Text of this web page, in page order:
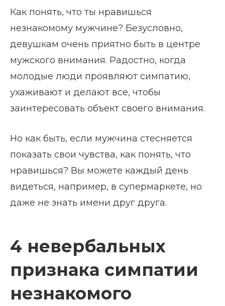
Как понять, что ты нравишься
незнакомому мужчине? Безусловно,
девушкам очень приятно быть в центре
мужского внимания. Радостно, когда
молодые люди проявляют симпатию,
ухаживают и делают все, чтобы
заинтересовать объект своего внимания.
Но как быть, если мужчина стесняется
показать свои чувства, как понять, что
нравишься? Вы можете каждый день
видеться, например, в супермаркете, но
даже не знать имени друг друга.
4 невербальных
признака симпатии
незнакомого